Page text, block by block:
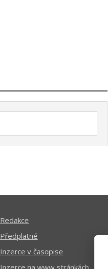
Redakce
Předplatné
Inzerce v časopise
Inzerce na www stránkách